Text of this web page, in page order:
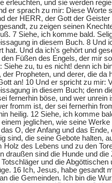
erleuchten, und sie werden
er sprach zu mir: Diese Worte
der HERR, der Gott der
zu zeigen seinen
7 Siehe, ich komme bald.
in diesem Buch. 8 Und
hat. Und da ich's gehört und
Füßen des Engels, der mir
Siehe zu, tu es nicht! denn ich
der Propheten, und derer, die da
an! 10 Und er spricht zu mir:
in diesem Buch; denn
fernerhin böse, und wer unrein
fromm ist, der sei fernerhin
heilig. 12 Siehe, ich komme
jeglichen, wie seine
das O, der Anfang und das
sind, die seine Gebote halten,
Holz des Lebens und zu den
draußen sind die Hunde und die
und die Abgöttischen
16 Ich, Jesus, habe gesandt
die Gemeinden. Ich bin die